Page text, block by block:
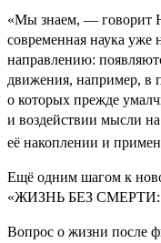
«Мы знаем, — говорит
современная наука уже
направлению:
движения, например, в
о которых прежде
и воздействии мысли
её накоплении и
Ещё одним шагом к
«ЖИЗНЬ БЕЗ СМЕРТИ:
Вопрос о жизни после